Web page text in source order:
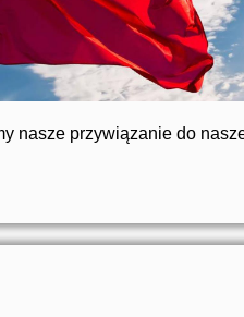
nasze przywiązanie do